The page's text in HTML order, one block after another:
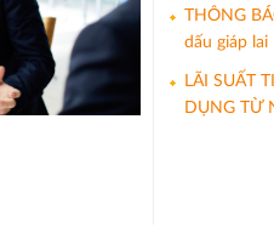
THÔNG
dấu giáp lai
LÃI SUẤT
DỤNG TỪ